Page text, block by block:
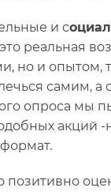
и с
реальная
но и опытом,
самим, а
опроса мы
акций -
позитивно